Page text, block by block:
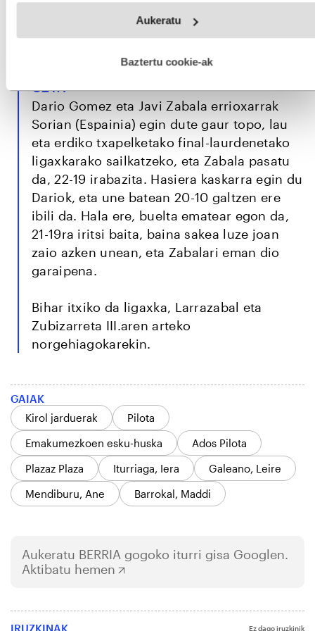
fitxategiak erabiltzen ditu. Zure esperientzia eta zerbitzuak
esplizitua ematen diguzu.Gehiago irakurri
Aukeratu
Baztertu cookie-ak
Galeanok, 22-15 irabazita.
ZABALA PASATU DA LIGAXKARA, OZTA-
OZTA
Dario Gomez eta Javi Zabala errioxarrak
Sorian (Espainia) egin dute gaur topo, lau
eta erdiko txapelketako final-laurdenetako
ligaxkarako sailkatzeko, eta Zabala pasatu
da, 22-19 irabazita. Hasiera kaskarra egin du
Dariok, eta une batean 20-10 galtzen ere
ibili da. Hala ere, buelta ematear egon da,
21-19ra iritsi baita, baina sakea luze joan
zaio azken unean, eta Zabalari eman dio
garaipena.
Bihar itxiko da ligaxka, Larrazabal eta
Zubizarreta III.aren arteko
norgehiagokarekin.
GAIAK
Kirol jarduerak
Pilota
Emakumezkoen esku-huska
Ados Pilota
Plazaz Plaza
Iturriaga, Iera
Galeano, Leire
Mendiburu, Ane
Barrokal, Maddi
Aukeratu BERRIA gogoko iturri gisa Googlen.
Aktibatu hemen
IRUZKINAK Ez dago iruzkinik